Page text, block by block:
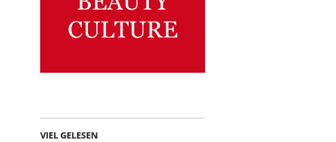
VIEL GELESEN